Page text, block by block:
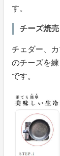
す。
チーズ焼売
チェダー、
のチーズを
です。